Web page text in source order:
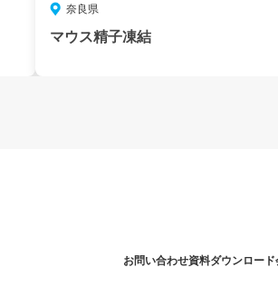
奈良県
マウス精子凍結
お問い合わせ資料ダウンロード